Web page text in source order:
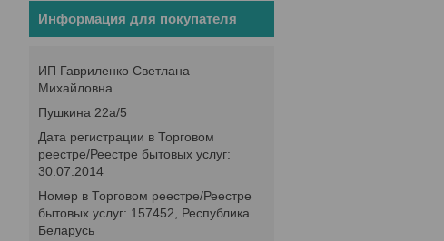
Информация для покупателя
ИП Гавриленко Светлана
Михайловна
Пушкина 22а/5
Дата регистрации в Торговом
реестре/Реестре бытовых услуг:
30.07.2014
Номер в Торговом реестре/Реестре
бытовых услуг: 157452, Республика
Беларусь